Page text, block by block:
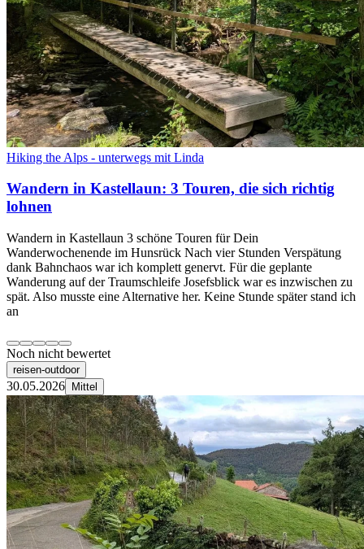
Hiking the Alps - unterwegs mit Linda
Wandern in Kastellaun: 3 Touren, die sich richtig
lohnen
Wandern in Kastellaun 3 schöne Touren für Dein
Wanderwochenende im Hunsrück Nach vier Stunden Verspätung
dank Bahnchaos war ich komplett genervt. Für die geplante
Wanderung auf der Traumschleife Josefsblick war es inzwischen zu
spät. Also musste eine Alternative her. Keine Stunde später stand ich
an
Noch nicht bewertet
reisen-outdoor
30.05.2026 Mittel